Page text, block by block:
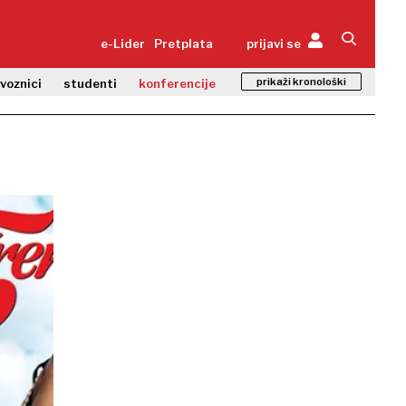
e-Lider Pretplata prijavi se
studenti konferencije prikaži kronološki